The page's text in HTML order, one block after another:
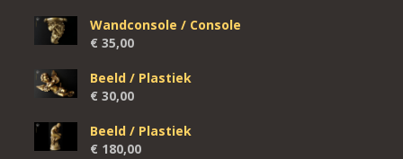
Wandconsole / Console
€ 35,00
Beeld / Plastiek
€ 30,00
Beeld / Plastiek
€ 180,00